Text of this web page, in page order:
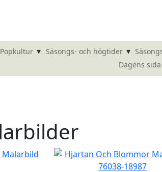
Popkultur ▾ Säsongs- och högtider ▾
Dagens sida